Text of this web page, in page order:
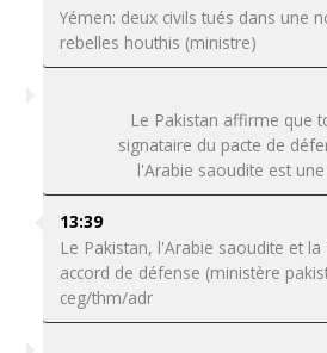
Yémen: deux civils tués dans une
rebelles houthis (ministre)
Le Pakistan affirme que
signataire du pacte de
l'Arabie saoudite est
13:39
Le Pakistan, l'Arabie saoudite et
accord de défense (ministère
ceg/thm/adr